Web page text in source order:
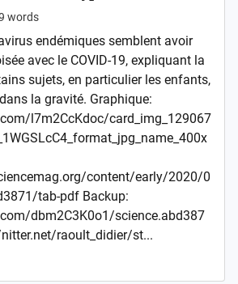
words
endémiques semblent avoir
avec le COVID-19, expliquant la
sujets, en particulier les enfants,
la gravité. Graphique:
l7m2CcKdoc/card_img_129067
content/early/2020/0
tab-pdf Backup:
dbm2C3K0o1/science.abd387
raoult_didier/st...